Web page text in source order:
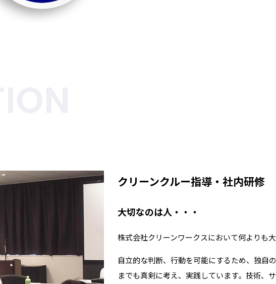
クリーンクルー指導・社内研修
大切なのは人・・・
株式会社クリーンワークスにおいて何よりも大
自立的な判断、行動を可能にするため、独自
までも真剣に考え、実践しています。技術、